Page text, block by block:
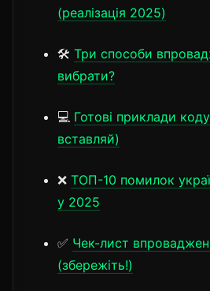
(реалізація 2025)
🛠️ Три способи
вибрати?
💻 Готові приклади
вставляй)
❌ ТОП-10 помилок
у 2025
✅ Чек-лист
(збережіть!)